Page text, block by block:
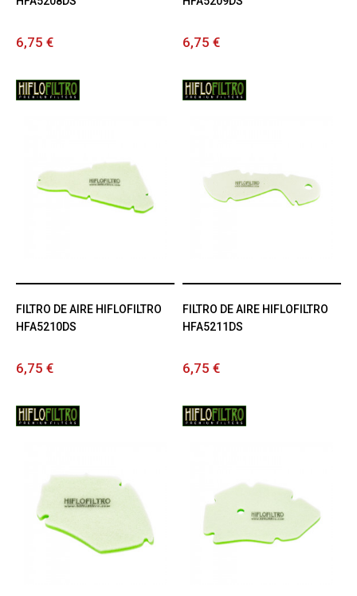
6,75 € 6,75 €
FILTRO DE AIRE HIFLOFILTRO
HFA5210DS
6,75 €
FILTRO DE AIRE HIFLOFILTRO
HFA5211DS
6,75 €